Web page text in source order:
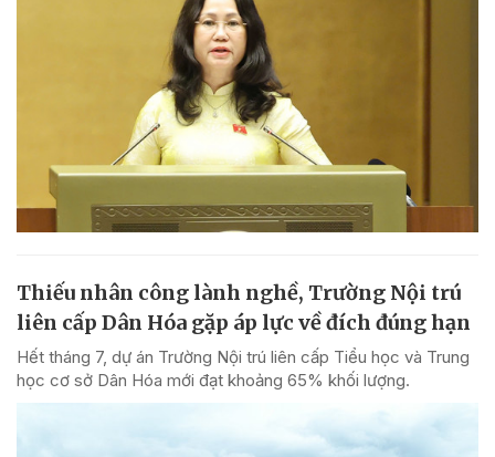
Thiếu nhân công lành nghề, Trường Nội trú
liên cấp Dân Hóa gặp áp lực về đích đúng hạn
Hết tháng 7, dự án Trường Nội trú liên cấp Tiểu học và Trung
học cơ sở Dân Hóa mới đạt khoảng 65% khối lượng.